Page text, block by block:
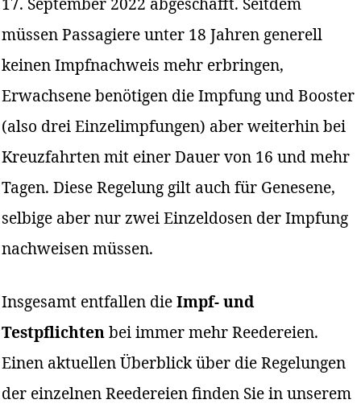
müssen Passagiere unter 18 Jahren generell
keinen Impfnachweis mehr erbringen,
Erwachsene benötigen die Impfung und Booster
(also drei Einzelimpfungen) aber weiterhin bei
Kreuzfahrten mit einer Dauer von 16 und mehr
Tagen. Diese Regelung gilt auch für Genesene,
selbige aber nur zwei Einzeldosen der Impfung
nachweisen müssen.
Insgesamt entfallen dieImpf- und
Testpflichtenbei immer mehr Reedereien.
Einen aktuellen Überblick über die Regelungen
der einzelnen Reedereien finden Sie in unserem